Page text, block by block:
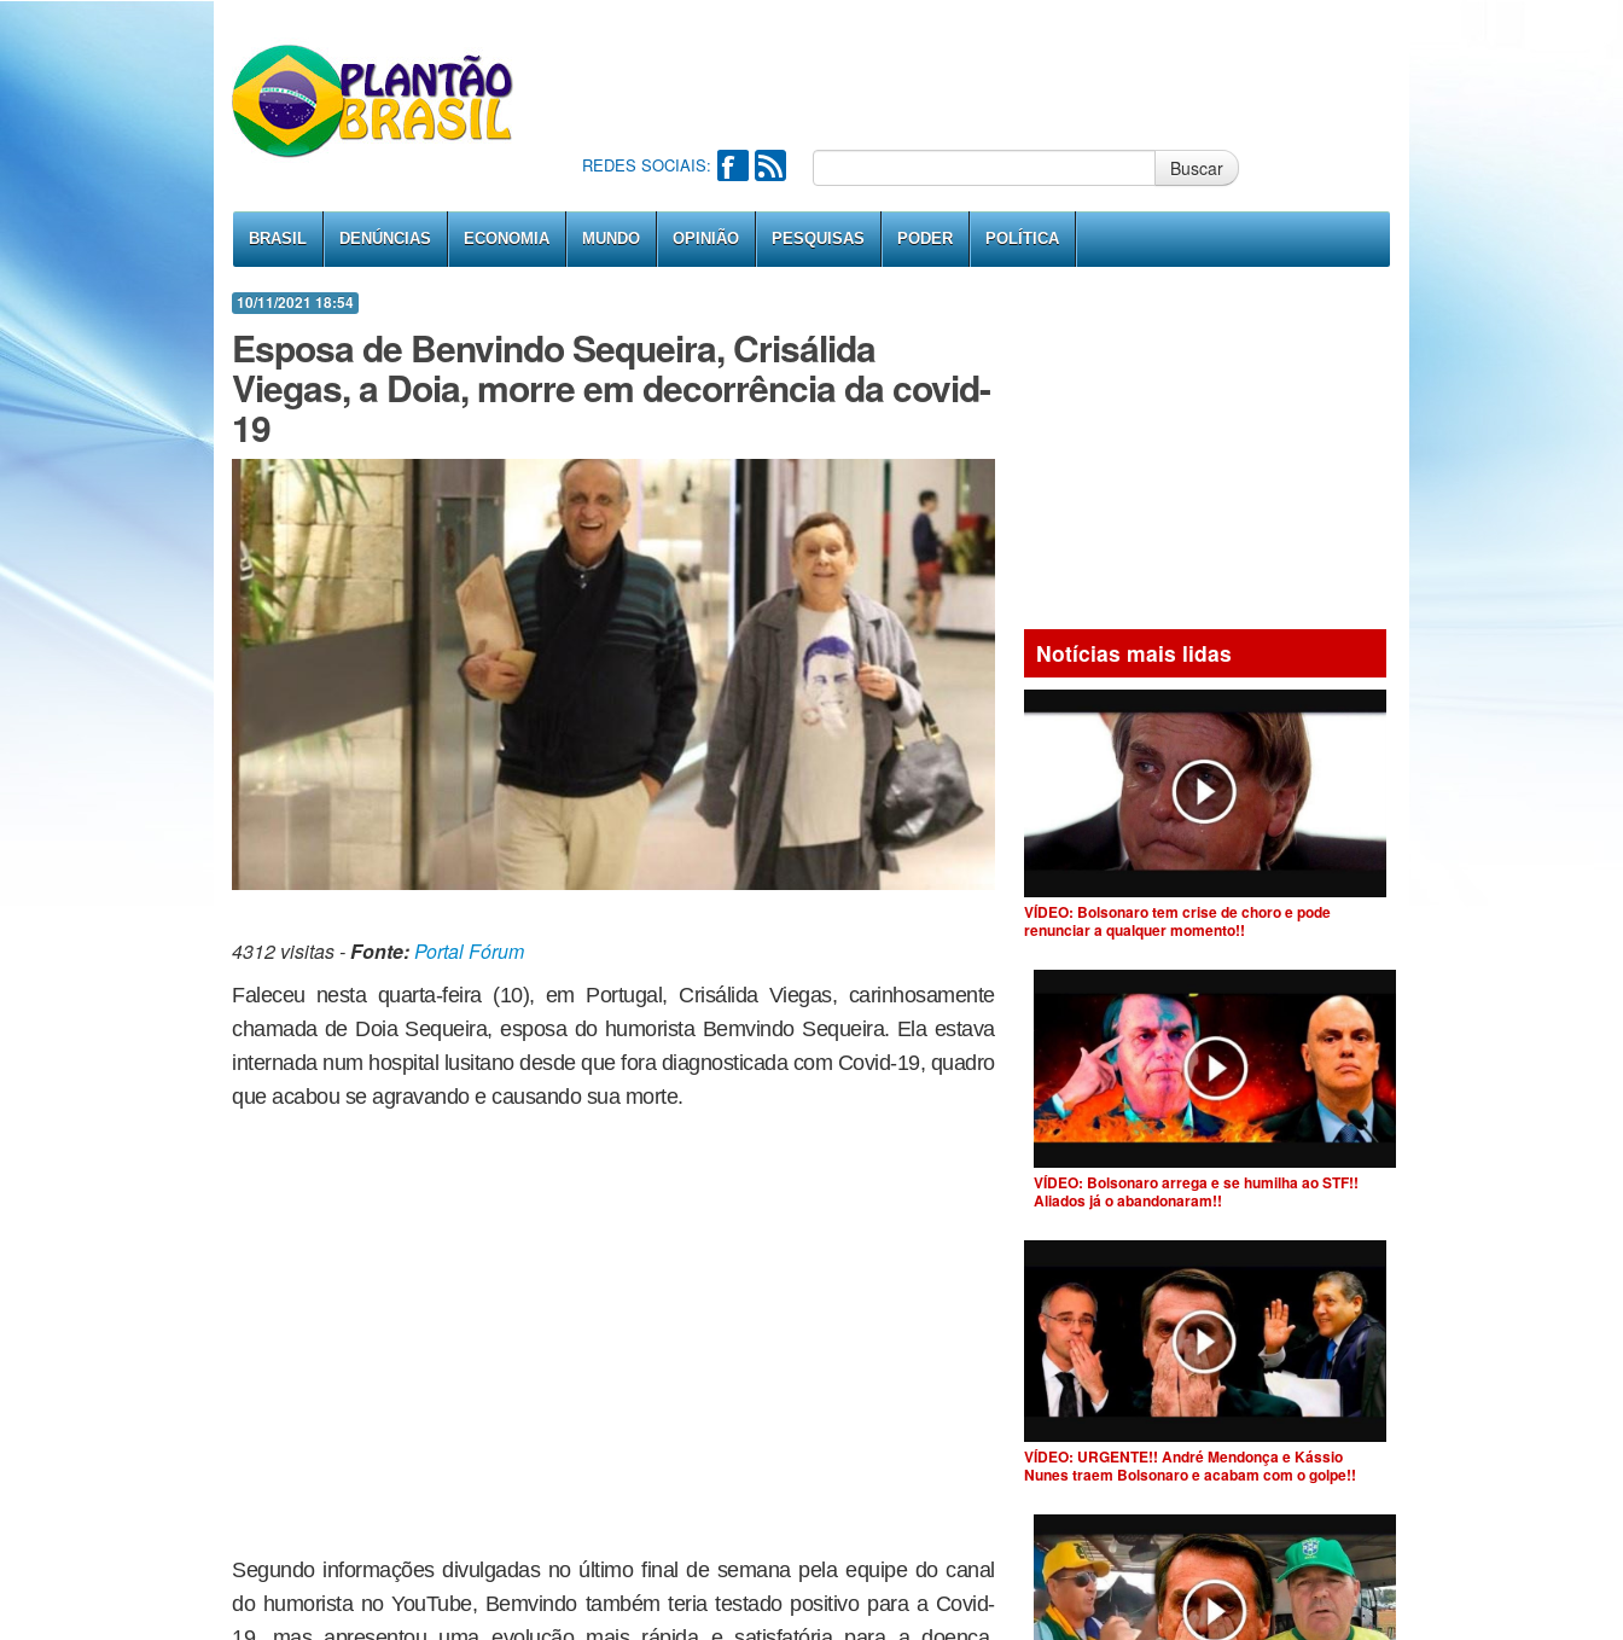
REDES SOCIAIS: Buscar
BRASIL DENÚNCIAS ECONOMIA MUNDO OPINIÃO PESQUISAS PODER POLÍTICA
10/11/2021 18:54
Esposa de Benvindo Sequeira, Crisálida
Viegas, a Doia, morre em decorrência da covid-
19
4312 visitas -Fonte:Portal Fórum
Faleceu nesta quarta-feira (10), em Portugal, Crisálida Viegas, carinhosamente
chamada de Doia Sequeira, esposa do humorista Bemvindo Sequeira. Ela estava
internada num hospital lusitano desde que fora diagnosticada com Covid-19, quadro
que acabou se agravando e causando sua morte.
Segundo informações divulgadas no último final de semana pela equipe do canal
do humorista no YouTube, Bemvindo também teria testado positivo para a Covid-
Notícias mais lidas
VÍDEO: Bolsonaro tem crise de choro e pode
renunciar a qualquer momento!!
VÍDEO: Bolsonaro arrega e se humilha ao STF!!
Aliados já o abandonaram!!
VÍDEO: URGENTE!! André Mendonça e Kássio
Nunes traem Bolsonaro e acabam com o golpe!!